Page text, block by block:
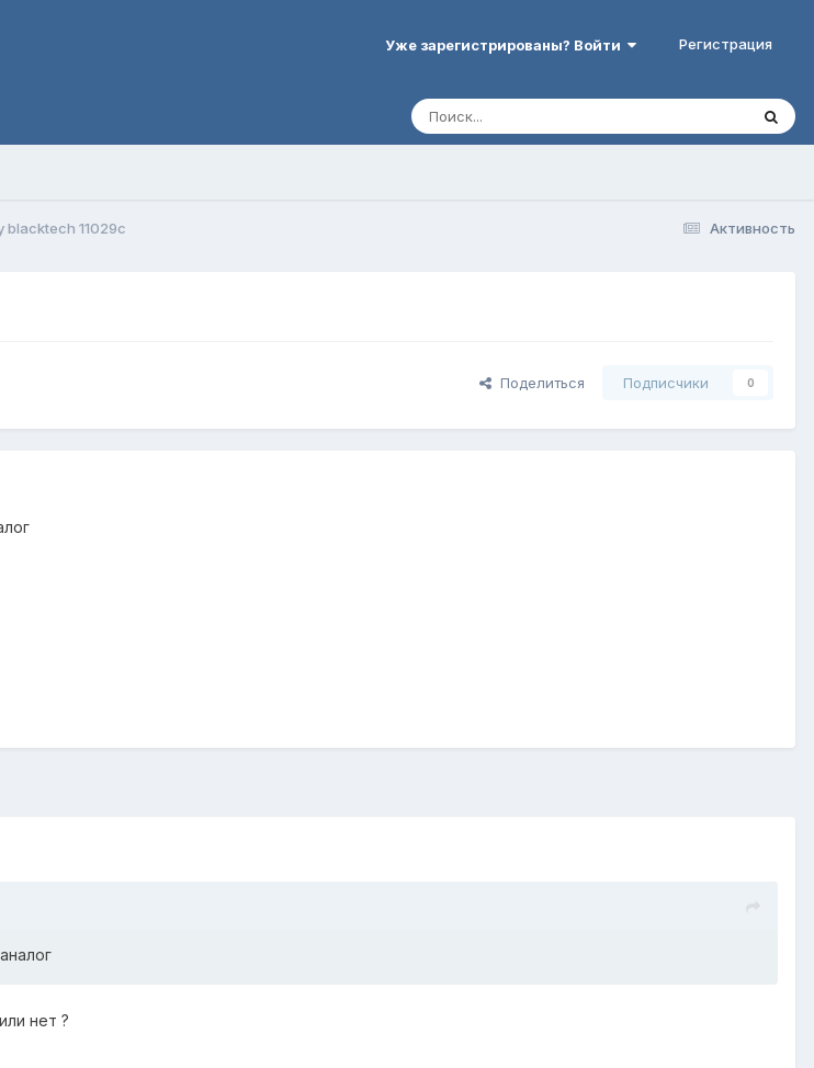
Уже зарегистрированы? Войти Регистрация
Активность
11029c
Поделиться Подписчики 0
нет ?